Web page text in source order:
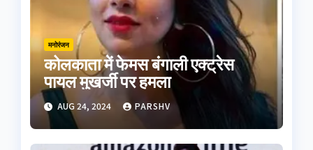
मनोरंजन
कोलकाता में फेमस बंगाली एक्ट्रेस
पायल मुखर्जी पर हमला
AUG 24, 2024 PARSHV